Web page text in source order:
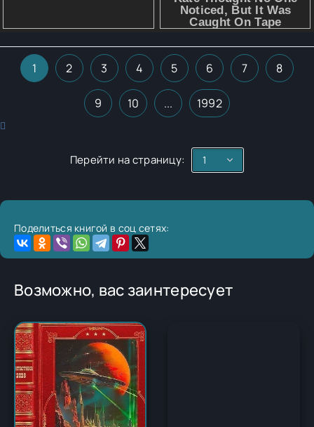
1 2 3 4 5 6 7 8
9 10 ... 1992
Перейти на страницу:
Поделиться книгой в соц сетях:
Возможно, вас заинтересует